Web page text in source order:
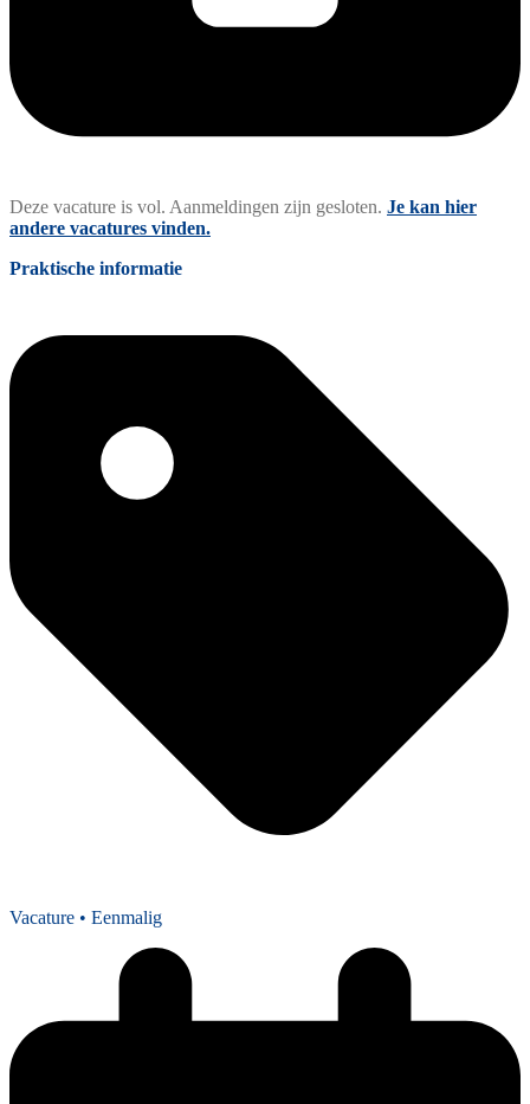
Deze vacature is vol. Aanmeldingen zijn gesloten. Je kan hier
andere vacatures vinden.
Praktische informatie
Vacature • Eenmalig